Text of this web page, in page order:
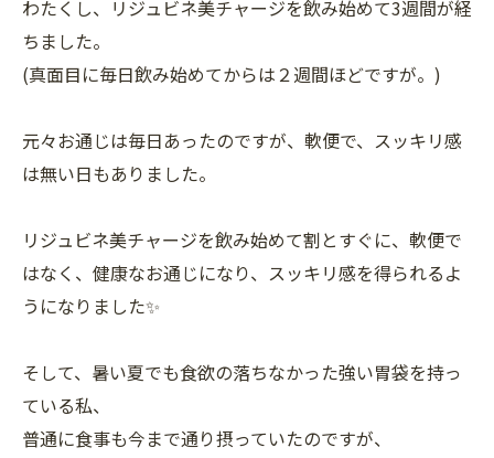
わたくし、リジュビネ美チャージを飲み始めて3週間が経
ちました。
(真面目に毎日飲み始めてからは２週間ほどですが。)
元々お通じは毎日あったのですが、軟便で、スッキリ感
は無い日もありました。
リジュビネ美チャージを飲み始めて割とすぐに、軟便で
はなく、健康なお通じになり、スッキリ感を得られるよ
うになりました✨
そして、暑い夏でも食欲の落ちなかった強い胃袋を持っ
ている私、
普通に食事も今まで通り摂っていたのですが、